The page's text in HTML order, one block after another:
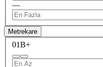
—
Metrekare
01B+